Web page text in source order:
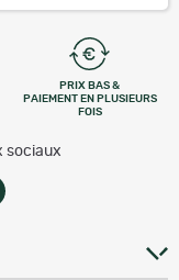
PRIX BAS &
PAIEMENT EN PLUSIEURS
FOIS
sociaux